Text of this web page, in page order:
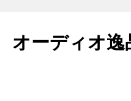
テ
ン
オーディオ